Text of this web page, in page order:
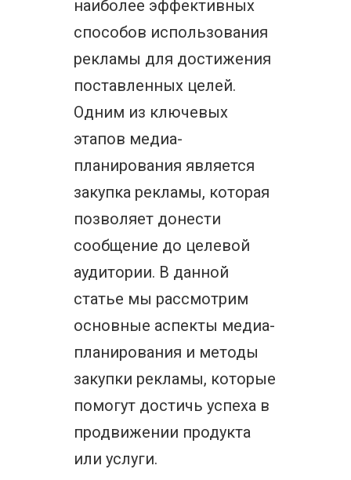
наиболее эффективных
способов использования
рекламы для достижения
поставленных целей.
Одним из ключевых
этапов медиа-
планирования является
закупка рекламы, которая
позволяет донести
сообщение до целевой
аудитории. В данной
статье мы рассмотрим
основные аспекты медиа-
планирования и методы
закупки рекламы, которые
помогут достичь успеха в
продвижении продукта
или услуги.